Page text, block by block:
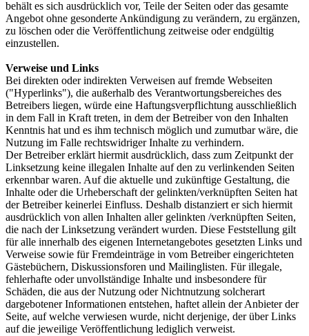
behält es sich ausdrücklich vor, Teile der Seiten oder das gesamte
Angebot ohne gesonderte Ankündigung zu verändern, zu ergänzen,
zu löschen oder die Veröffentlichung zeitweise oder endgültig
einzustellen.
Verweise und Links
Bei direkten oder indirekten Verweisen auf fremde Webseiten
("Hyperlinks"), die außerhalb des Verantwortungsbereiches des
Betreibers liegen, würde eine Haftungsverpflichtung ausschließlich
in dem Fall in Kraft treten, in dem der Betreiber von den Inhalten
Kenntnis hat und es ihm technisch möglich und zumutbar wäre, die
Nutzung im Falle rechtswidriger Inhalte zu verhindern.
Der Betreiber erklärt hiermit ausdrücklich, dass zum Zeitpunkt der
Linksetzung keine illegalen Inhalte auf den zu verlinkenden Seiten
erkennbar waren. Auf die aktuelle und zukünftige Gestaltung, die
Inhalte oder die Urheberschaft der gelinkten/verknüpften Seiten hat
der Betreiber keinerlei Einfluss. Deshalb distanziert er sich hiermit
ausdrücklich von allen Inhalten aller gelinkten /verknüpften Seiten,
die nach der Linksetzung verändert wurden. Diese Feststellung gilt
für alle innerhalb des eigenen Internetangebotes gesetzten Links und
Verweise sowie für Fremdeinträge in vom Betreiber eingerichteten
Gästebüchern, Diskussionsforen und Mailinglisten. Für illegale,
fehlerhafte oder unvollständige Inhalte und insbesondere für
Schäden, die aus der Nutzung oder Nichtnutzung solcherart
dargebotener Informationen entstehen, haftet allein der Anbieter der
Seite, auf welche verwiesen wurde, nicht derjenige, der über Links
auf die jeweilige Veröffentlichung lediglich verweist.